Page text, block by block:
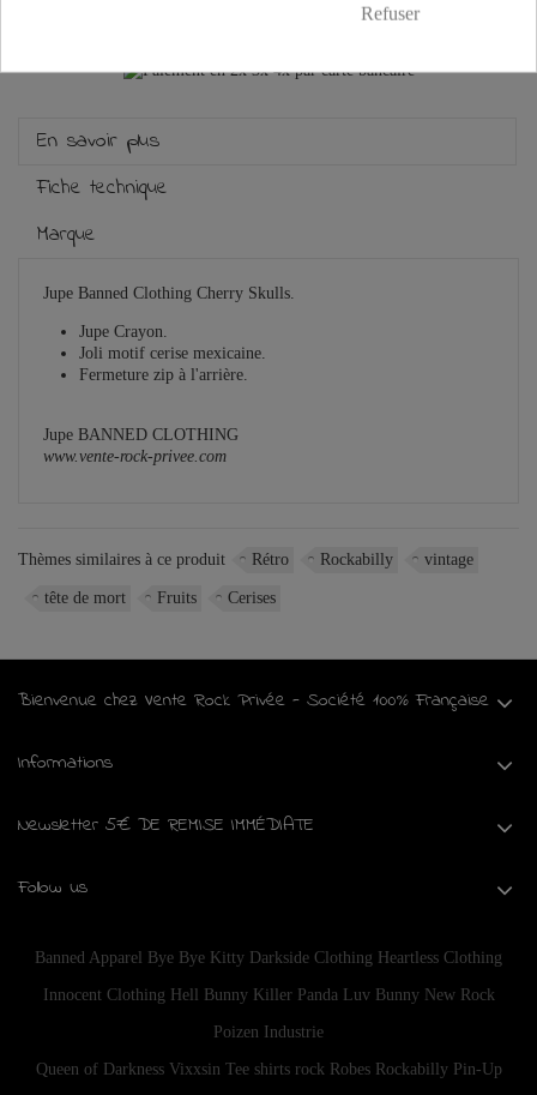
Guide des tailles
En savoir plus
Fiche technique
Marque
Jupe Banned Clothing Cherry Skulls.
Jupe Crayon.
Joli motif cerise mexicaine.
Fermeture zip à l'arrière.
Jupe BANNED CLOTHING
www.vente-rock-privee.com
Thèmes similaires à ce produit Rétro Rockabilly vintage
tête de mort Fruits Cerises
Bienvenue chez Vente Rock Privée - Société 100% Française
Informations
Newsletter 5€ DE REMISE IMMÉDIATE
Follow us
Banned Apparel Bye Bye Kitty Darkside Clothing Heartless Clothing
Innocent Clothing Hell Bunny Killer Panda Luv Bunny New Rock
Poizen Industrie
Queen of Darkness Vixxsin Tee shirts rock Robes Rockabilly Pin-Up
Refuser